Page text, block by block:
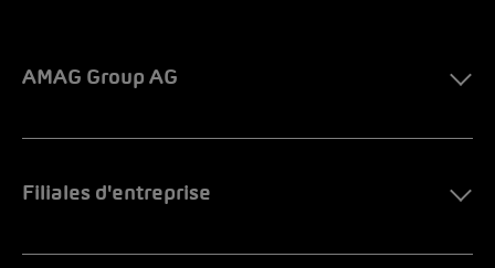
AMAG Group AG
Filiales d'entreprise